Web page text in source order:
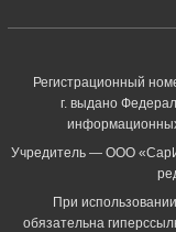
Регистрационный
г. выдано
Учредитель — ООО
При
обязательна